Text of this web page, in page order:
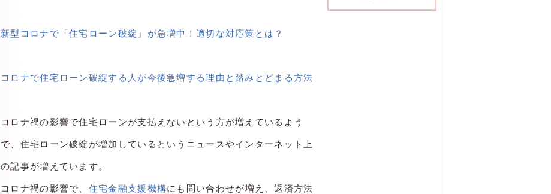
新型コロナで「住宅ローン破綻」が急増中！適切な対応策とは？
コロナで住宅ローン破綻する人が今後急増する理由と踏みとどまる方法
コロナ禍の影響で住宅ローンが支払えないという方が増えているよう
で、住宅ローン破綻が増加しているというニュースやインターネット上
の記事が増えています。
コロナ禍の影響で、 住宅金融支援機構にも問い合わせが増え、返済方法